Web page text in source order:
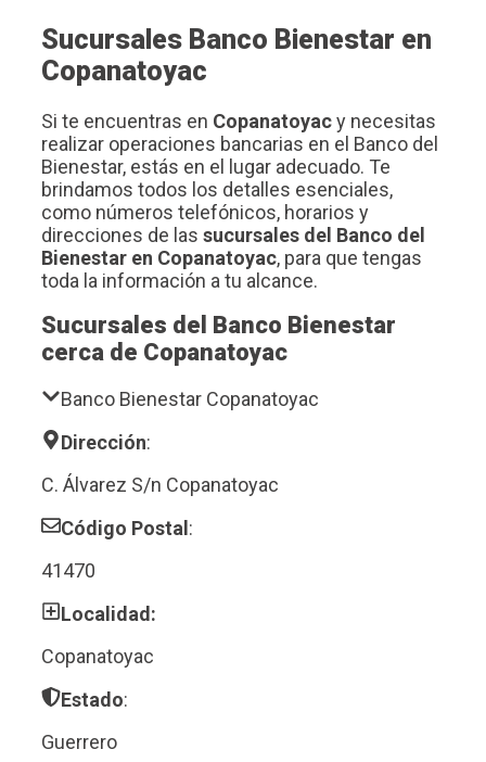
Sucursales Banco Bienestar en
Copanatoyac
Si te encuentras en Copanatoyacy necesitas
realizar operaciones bancarias en el Banco del
Bienestar, estás en el lugar adecuado. Te
brindamos todos los detalles esenciales,
como números telefónicos, horarios y
direcciones de las sucursales del Banco del
Bienestar en Copanatoyac, para que tengas
toda la información a tu alcance.
Sucursales del Banco Bienestar
cerca de Copanatoyac
Banco Bienestar Copanatoyac
Dirección:
C. Álvarez S/n Copanatoyac
Código Postal:
41470
Localidad:
Copanatoyac
Estado:
Guerrero